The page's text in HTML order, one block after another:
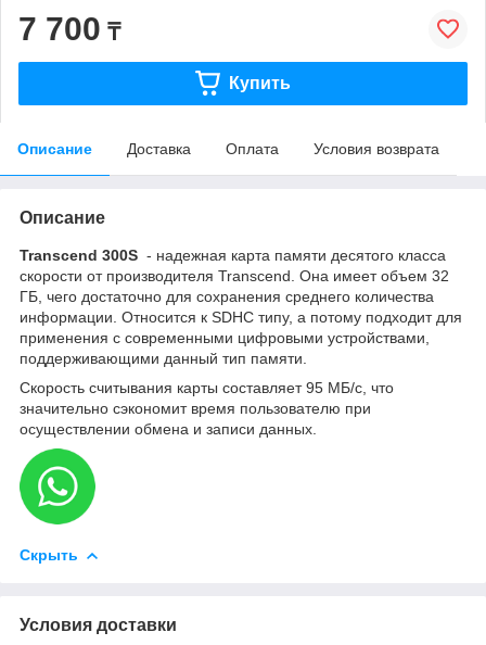
7 700 ₸
Купить
Описание Доставка Оплата Условия возврата
Описание
Transcend 300S - надежная карта памяти десятого класса
скорости от производителя Transcend. Она имеет объем 32
ГБ, чего достаточно для сохранения среднего количества
информации. Относится к SDHC типу, а потому подходит для
применения с современными цифровыми устройствами,
поддерживающими данный тип памяти.
Скорость считывания карты составляет 95 МБ/с, что
значительно сэкономит время пользователю при
осуществлении обмена и записи данных.
Скрыть
Условия доставки